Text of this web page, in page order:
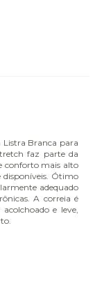
Listra Branca para
faz parte da
conforto mais alto
disponíveis. Ótimo
adequado
A correia é
e leve,